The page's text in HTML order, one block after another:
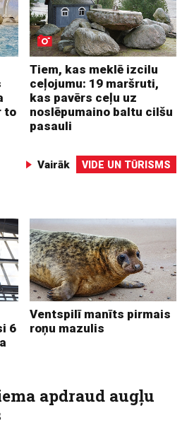
to
Tiem, kas meklē izcilu
ceļojumu: 19 maršruti,
kas pavērs ceļu uz
noslēpumaino baltu cilšu
pasauli
Vairāk VIDE UN TŪRISMS
6
Ventspilī manīts pirmais
roņu mazulis
apdraud augļu